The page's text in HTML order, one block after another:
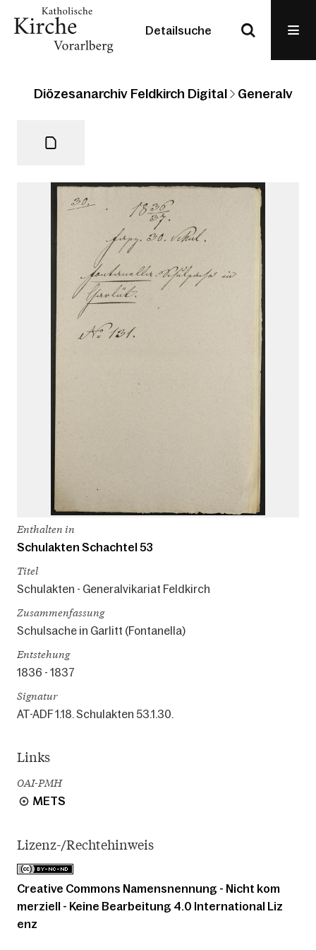
Detailsuche
Diözesanarchiv Feldkirch Digital
Enthalten in
Schulakten Schachtel 53
Titel
Schulakten - Generalvikariat Feldkirch
Zusammenfassung
Schulsache in Garlitt (Fontanella)
Entstehung
1836 - 1837
Signatur
AT-ADF 1.18. Schulakten 53.1.30.
Links
OAI-PMH
METS
Lizenz-/Rechtehinweis
Creative Commons Namensnennung - Nicht kom
merziell - Keine Bearbeitung 4.0 International Liz
enz